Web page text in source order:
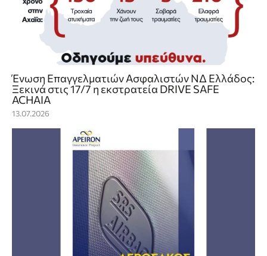
Ένωση Επαγγελματιών Ασφαλιστών ΝΔ Ελλάδος:
Ξεκινά στις 17/7 η εκστρατεία DRIVE SAFE
ACHAIA
13.07.2026